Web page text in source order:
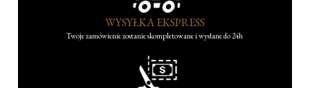
WYSYŁKA EKSPRESS
Twoje zamówienie zostanie skompletowane i wysłane do 24h